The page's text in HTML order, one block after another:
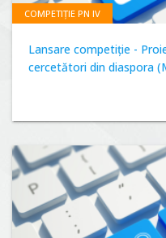
COMPETIȚIE PN IV
Lansare competiție -
cercetători din diaspora